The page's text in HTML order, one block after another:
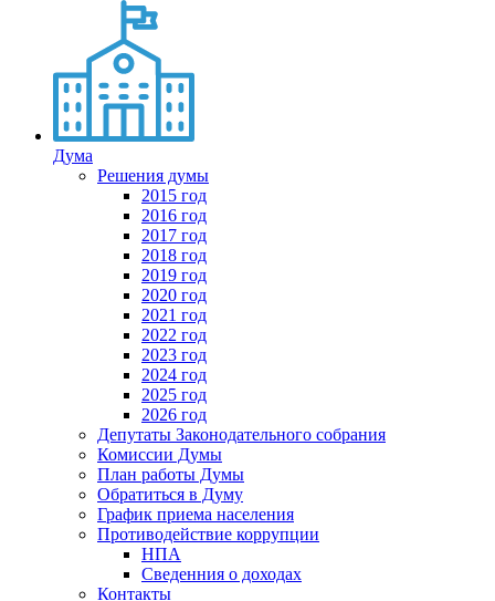
Дума
Решения думы
2015 год
2016 год
2017 год
2018 год
2019 год
2020 год
2021 год
2022 год
2023 год
2024 год
2025 год
2026 год
Депутаты Законодательного собрания
Комиссии Думы
План работы Думы
Обратиться в Думу
График приема населения
Противодействие коррупции
НПА
Сведенния о доходах
Контакты